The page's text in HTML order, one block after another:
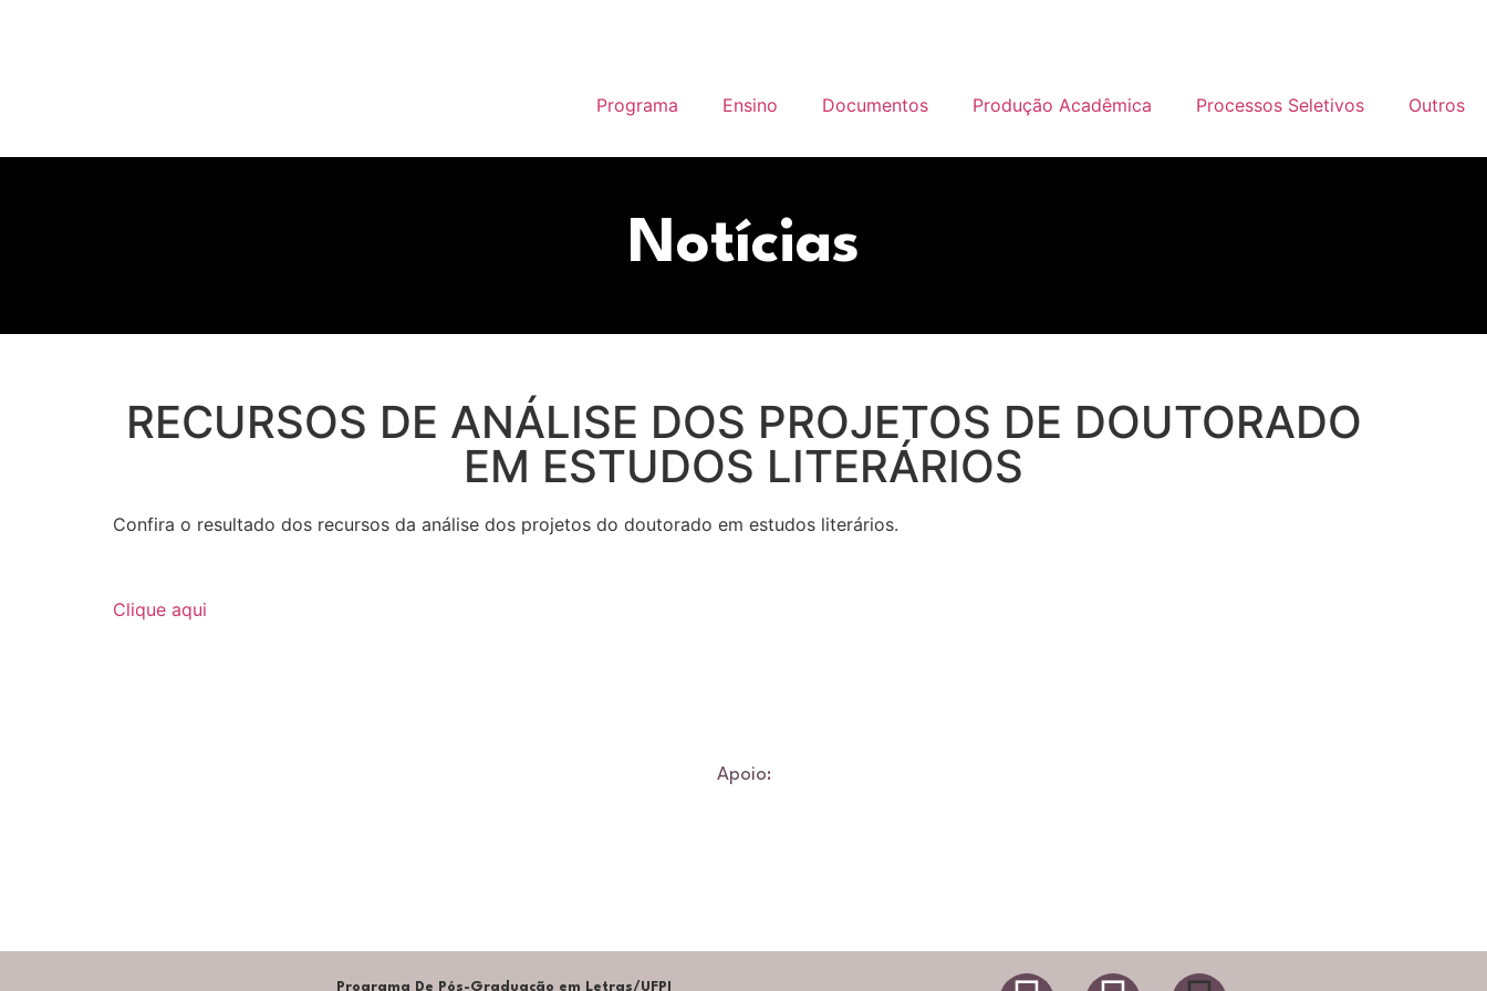
Programa Ensino Documentos Produção Acadêmica Processos Seletivos Outros
Notícias
RECURSOS DE ANÁLISE DOS PROJETOS DE DOUTORADO
EM ESTUDOS LITERÁRIOS
Confira o resultado dos recursos da análise dos projetos do doutorado em estudos literários.
Clique aqui
Apoio:
Programa De Pós-Graduação em Letras/UFPI